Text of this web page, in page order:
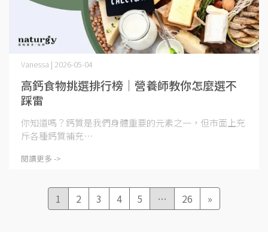
高鈣食物挑選排行榜｜營養師教你怎麼選不
踩雷
Vanessa | 2026-05-04
你知道嗎？鈣質是我們身體重要的元素之一，但市面上充
斥各種鈣質補充⋯
閱讀更多 ->
1 2 3 4 5 … 26 »